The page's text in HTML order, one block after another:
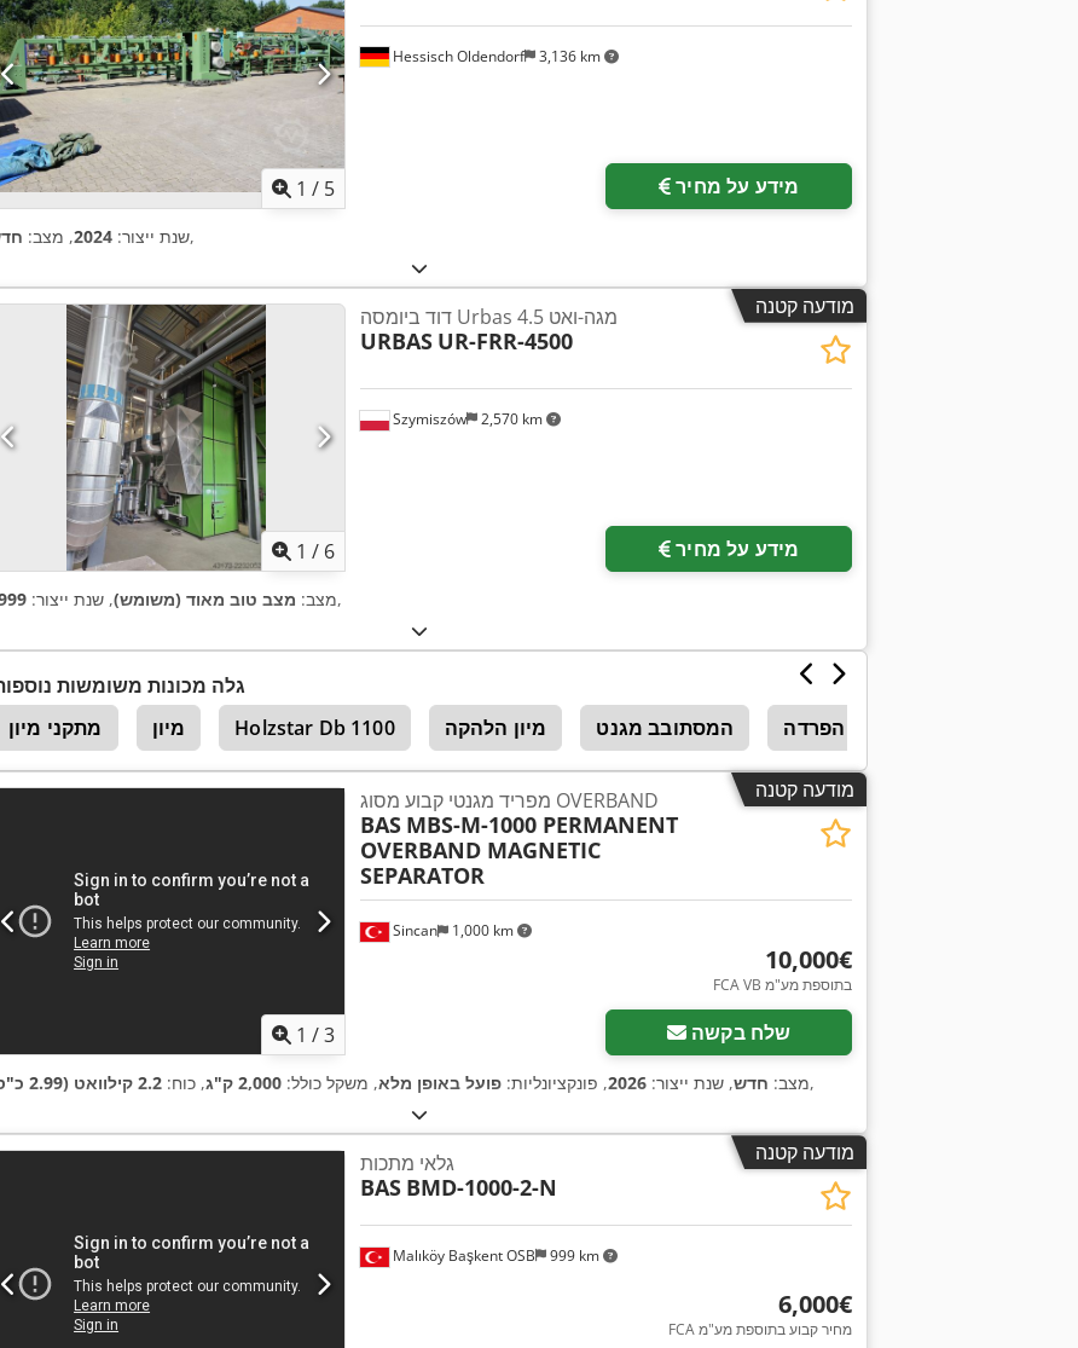
1 / 5
Hessisch Oldendorf 3,136 km
מידע על מחיר
שנת ייצור: 2024, מצב: ,
מודעה קטנה
1 / 6
Szymiszów 2,570 km
דוד ביומסה Urbas 4.5 מגה-ואט
URBAS UR-FRR-4500
מידע על מחיר
מצב: מצב טוב מאוד (משומש), שנת ייצור: ,
גלה מכונות משומשות
מתקני מיון
מיון Holzstar Db 1100 מיון הלהקה המסתובב מגנט טכנולוגיית הפרדה
מודעה קטנה
1 /3
Sincan 1,000 km
מפריד מגנטי קבוע מסוג OVERBAND
BAS MBS-M-1000 PERMANENT
OVERBAND MAGNETIC
SEPARATOR
‏10,000 ‏€
FCA VB בתוספת מע"מ
שלח בקשה
מצב: חדש, שנת ייצור: 2026, פונקציונליות: פועל באופן מלא, משקל כולל: 2,000 ק"ג , כוח: 2.2 קילוואט (2.99 כ"ס) ,
מודעה קטנה
Malıköy Başkent OSB 999 km
גלאי מתכות
BAS BMD-1000-2-N
‏6,000 ‏€
FCA מחיר קבוע בתוספת מע"מ